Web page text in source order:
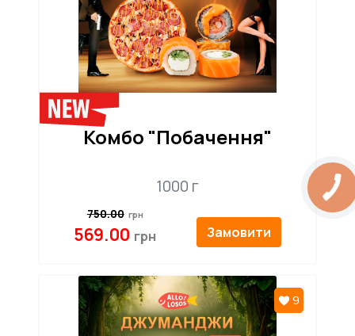
Комбо "Побачення"
1000 г
750.00
569.00 Замовити
9